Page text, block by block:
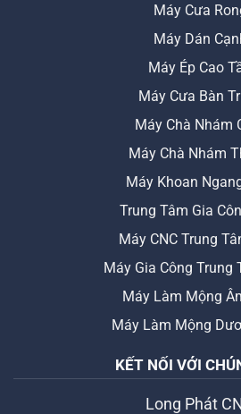
Máy Cưa
Máy Dán
Máy Ép Cao
Máy Cưa Bàn
Máy Chà Nhám
Máy Chà Nhám
Máy Khoan
Trung Tâm Gia
Máy CNC Trung
Máy Gia Công Trung
Máy Làm Mộng
Máy Làm Mộng
KẾT NỐI VỚI
Long Phát